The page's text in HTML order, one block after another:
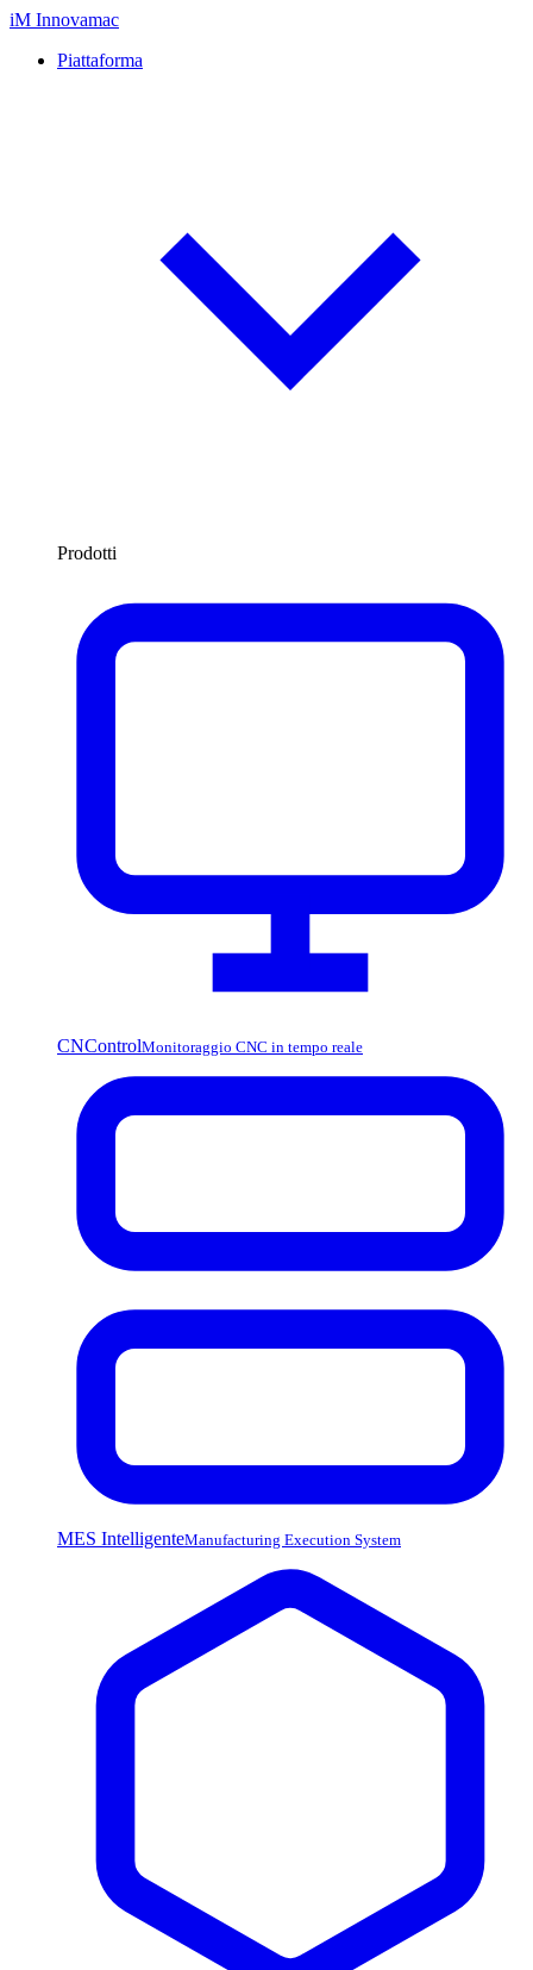
iM Innovamac
Piattaforma
Prodotti
CNControlMonitoraggio CNC in tempo reale
MES IntelligenteManufacturing Execution System